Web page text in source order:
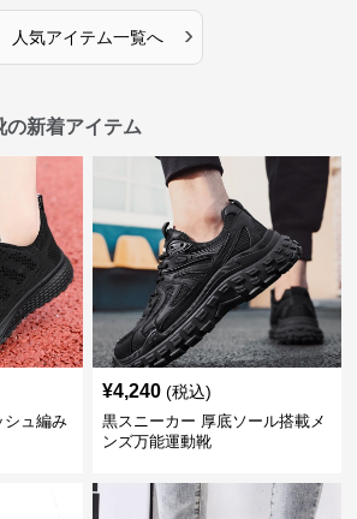
人気アイテム一覧へ ›
の新着アイテム
シュ編み
¥4,240 (税込)
黒スニーカー 厚底ソール搭載メ
ンズ万能運動靴